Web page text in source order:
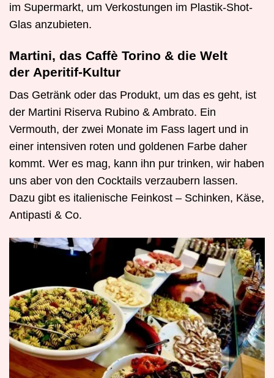
im Supermarkt, um Verkostungen im Plastik-Shot-
Glas anzubieten.
Martini, das Caffè Torino & die Welt
der Aperitif-Kultur
Das Getränk oder das Produkt, um das es geht, ist
der Martini Riserva Rubino & Ambrato. Ein
Vermouth, der zwei Monate im Fass lagert und in
einer intensiven roten und goldenen Farbe daher
kommt. Wer es mag, kann ihn pur trinken, wir haben
uns aber von den Cocktails verzaubern lassen.
Dazu gibt es italienische Feinkost – Schinken, Käse,
Antipasti & Co.